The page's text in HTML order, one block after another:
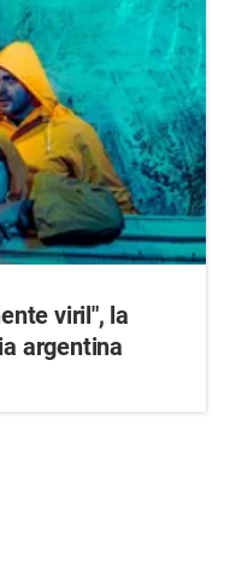
viril", la
argentina